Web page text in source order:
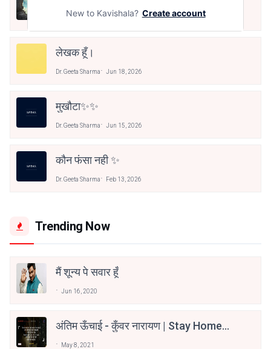
Dr. Geeta Sharma Jun 30, 2026
लेखक हूँ।
Dr. Geeta Sharma Jun 18, 2026
मुखौटा✨✨
Dr. Geeta Sharma Jun 15, 2026
कौन फंसा नही ✨
Dr. Geeta Sharma Feb 13, 2026
Trending Now
मैं शून्य पे सवार हूँ
Jun 16, 2020
अंतिम ऊँचाई - कुँवर नारायण | Stay Home
May 8, 2021
New to Kavishala? Create account